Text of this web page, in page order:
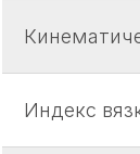
Индекс